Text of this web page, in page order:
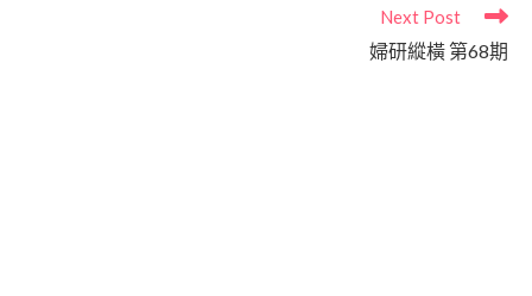
Next Post
婦研縱橫 第68期